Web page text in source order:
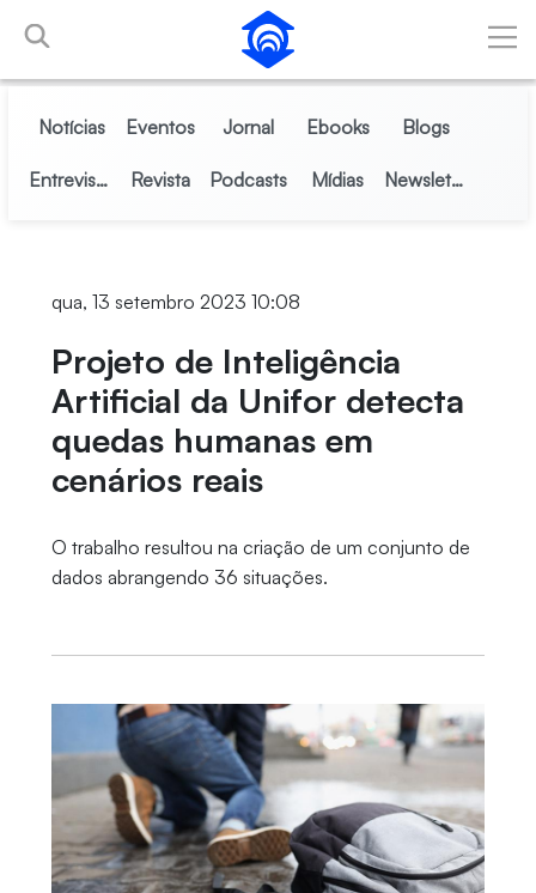
Pular para o Conteúdo principal
Notícias Eventos Jornal Ebooks Blogs
Entrevistas Revista Podcasts Mídias Newsletter
qua, 13 setembro 2023 10:08
Projeto de Inteligência
Artificial da Unifor detecta
quedas humanas em
cenários reais
O trabalho resultou na criação de um conjunto de
dados abrangendo 36 situações.